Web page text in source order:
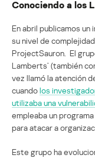
Conociendo a los
En abril publicamos
su nivel de
ProjectSauron. El
Lamberts’ (también
vez llamó la atención
cuandolos
utilizaba una
empleaba un programa
para atacar a
Este grupo ha